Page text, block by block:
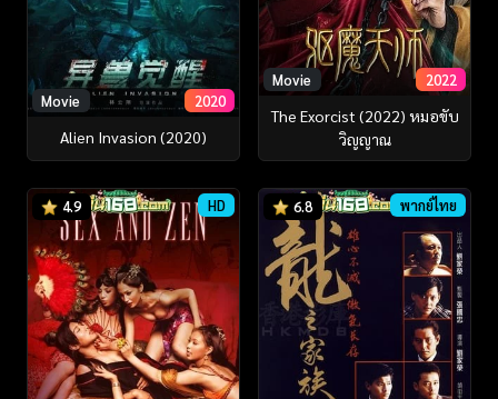
Movie 2020
Alien Invasion (2020)
Movie 2022
The Exorcist (2022) หมอขับ
วิญญาณ
4.9 HD 6.8 พากย์ไทย